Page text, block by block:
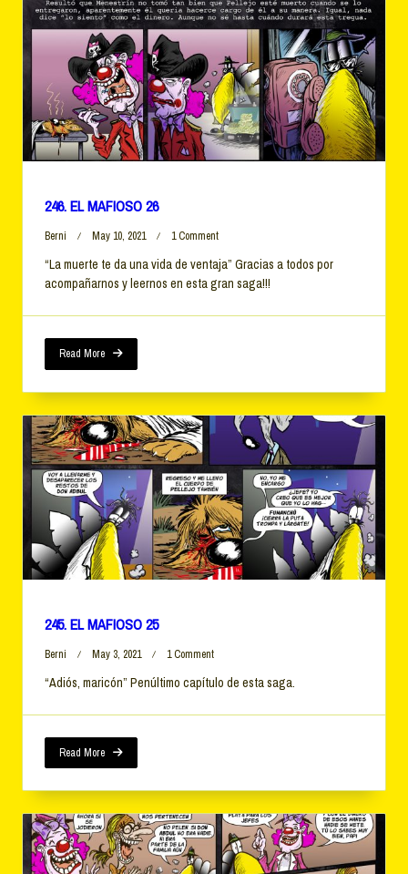
246. EL MAFIOSO 26
Berni May 10, 2021 1 CommentOn
EL
MAFIOSO
“La muerte te da una vida de ventaja” Gracias a todos por
acompañarnos y leernos en esta gran saga!!!
Read More
245. EL MAFIOSO 25
Berni May 3, 2021 1 CommentOn
EL
25
“Adiós, maricón” Penúltimo capítulo de esta saga.
Read More